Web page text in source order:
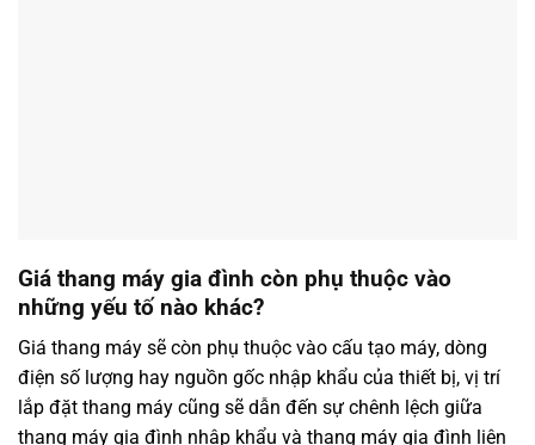
Giá thang máy gia đình còn phụ thuộc vào
những yếu tố nào khác?
Giá thang máy sẽ còn phụ thuộc vào cấu tạo máy, dòng
điện số lượng hay nguồn gốc nhập khẩu của thiết bị, vị trí
lắp đặt thang máy cũng sẽ dẫn đến sự chênh lệch giữa
thang máy gia đình nhập khẩu và thang máy gia đình liên